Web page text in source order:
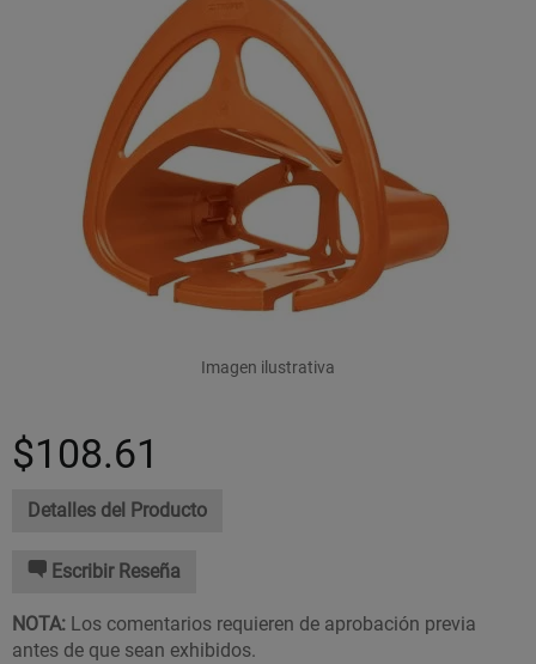
Imagen ilustrativa
$108.61
Detalles del Producto
Escribir Reseña
NOTA: Los comentarios requieren de aprobación previa
antes de que sean exhibidos.